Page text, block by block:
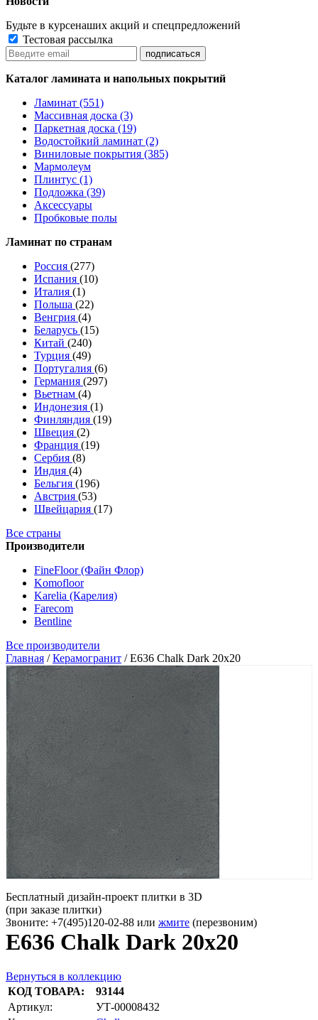
Будьте в курсенаших акций и спецпредложений
Тестовая рассылка
Каталог ламината и напольных покрытий
Ламинат (551)
Массивная доска (3)
Паркетная доска (19)
Водостойкий ламинат (2)
Виниловые покрытия (385)
Мармолеум
Плинтус (1)
Подложка (39)
Аксессуары
Пробковые полы
Ламинат по странам
Россия (277)
Испания (10)
Италия (1)
Польша (22)
Венгрия (4)
Беларусь (15)
Китай (240)
Турция (49)
Португалия (6)
Германия (297)
Вьетнам (4)
Индонезия (1)
Финляндия (19)
Швеция (2)
Франция (19)
Сербия (8)
Индия (4)
Бельгия (196)
Австрия (53)
Швейцария (17)
Все страны
Производители
FineFloor (Файн Флор)
Komofloor
Karelia (Карелия)
Farecom
Bentline
Все производители
Главная /Керамогранит /E636 Chalk Dark 20x20
Бесплатный дизайн-проект плитки в 3D
(при заказе плитки)
Звоните: +7(495)120-02-88 или жмите (перезвоним)
E636 Chalk Dark 20x20
Вернуться в коллекцию
КОД ТОВАРА:
93144
Артикул:
УТ-00008432